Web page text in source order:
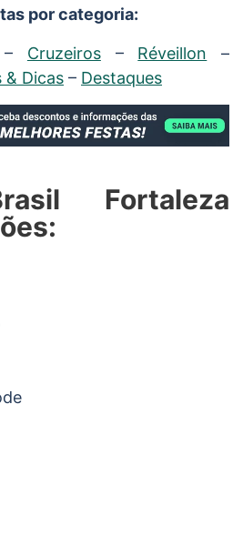
por categoria:
– Cruzeiros– Réveillon –
& Dicas – Destaques
Fortaleza